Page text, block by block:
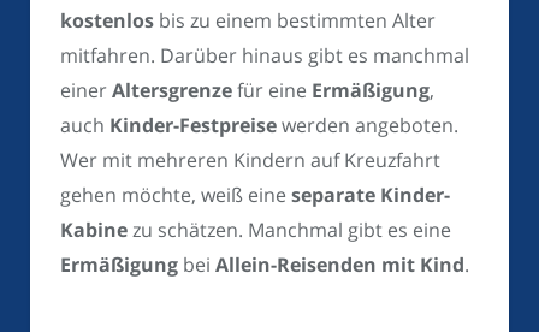
kostenlos bis zu einem bestimmten Alter
mitfahren. Darüber hinaus gibt es manchmal
einerAltersgrenzefür eine Ermäßigung,
auch Kinder-Festpreisewerden angeboten.
Wer mit mehreren Kindern auf Kreuzfahrt
gehen möchte, weiß eine separate Kinder-
Kabinezu schätzen. Manchmal gibt es eine
Ermäßigung bei Allein-Reisenden mit Kind.